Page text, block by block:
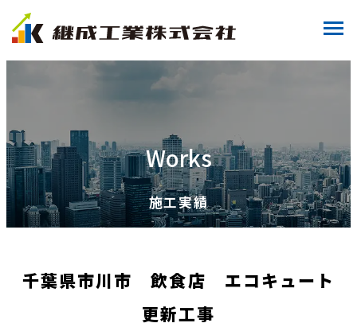
Works
施工実績
千葉県市川市 飲食店 エコキュート
更新工事